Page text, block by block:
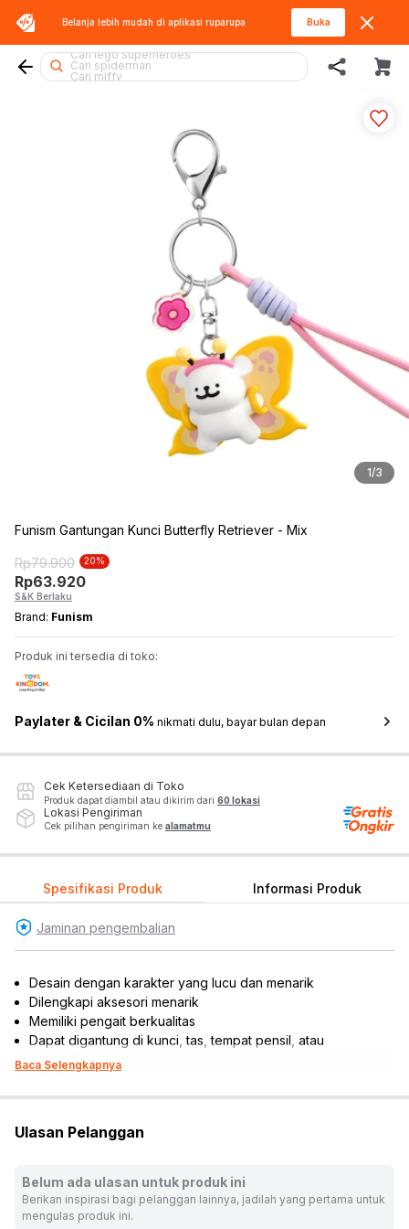
Belanja lebih mudah di aplikasi ruparupa Buka
Cari diecast
Cari squishy
Cari lego superheroes
Cari spiderman
Cari miffy
Cari fuggler
Cari lego botanicals
1/3
Funism Gantungan Kunci Butterfly Retriever - Mix
Rp79.900 20%
Rp63.920
S&K Berlaku
Brand: Funism
Produk ini tersedia di toko:
Paylater & Cicilan 0% nikmati dulu, bayar bulan depan
Cek Ketersediaan di Toko
Produk dapat diambil atau dikirim dari 60 lokasi
Lokasi Pengiriman
Cek pilihan pengiriman ke alamatmu
Spesifikasi Produk Informasi Produk
Jaminan pengembalian
Desain dengan karakter yang lucu dan menarik
Dilengkapi aksesori menarik
Memiliki pengait berkualitas
Dapat digantung di kunci, tas, tempat pensil, atau
sebagainya
Material: PVC
Dimensi produk: 12 cm x 3.5 cm x 12 cm
Dimensi Kemasan: 12.0 x 3.0 x 12.0 cm
Berat:0.5kg
SKU:10630821
Baca Selengkapnya
Ulasan Pelanggan
Belum ada ulasan untuk produk ini
Berikan inspirasi bagi pelanggan lainnya, jadilah yang pertama untuk
mengulas produk ini.